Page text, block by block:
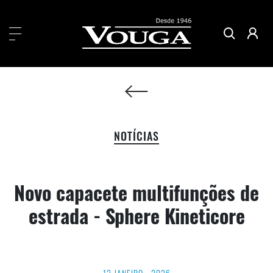
NOTÍCIAS
Novo capacete multifunções de
estrada - Sphere Kineticore